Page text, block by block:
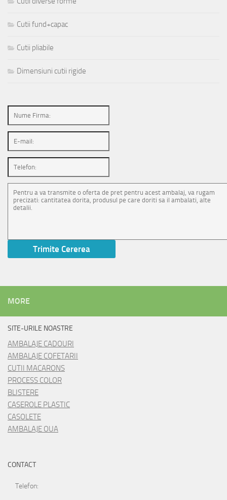
Cutii fund+capac
Cutii pliabile
Dimensiuni cutii rigide
MORE
SITE-URILE NOASTRE
AMBALAJE CADOURI
AMBALAJE COFETARII
CUTII MACARONS
PROCESS COLOR
BLISTERE
CASEROLE PLASTIC
CASOLETE
AMBALAJE OUA
CONTACT
Telefon: